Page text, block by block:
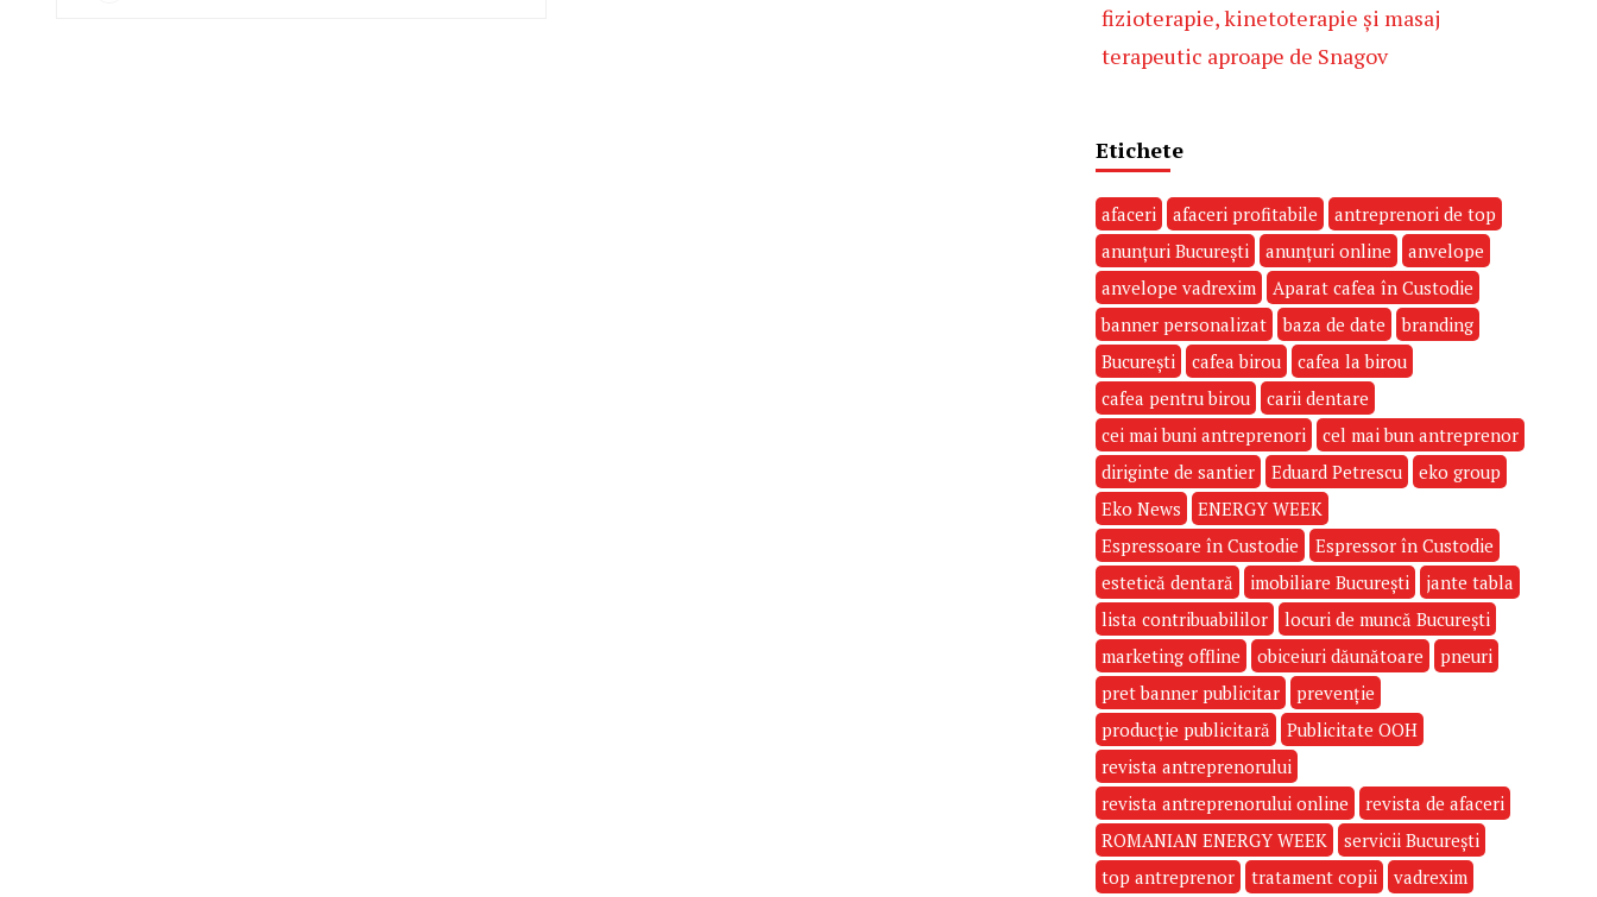
fizioterapie, kinetoterapie și masaj
terapeutic aproape de Snagov
Etichete
afaceri afaceri profitabile
antreprenori de top
anunțuri București
anunțuri online
anvelope
anvelope vadrexim
Aparat cafea în Custodie
banner personalizat
baza de date
branding
București
cafea birou
cafea la birou
cafea pentru birou
carii dentare
cei mai buni antreprenori
cel mai bun antreprenor
diriginte de santier
Eduard Petrescu
eko group
Eko News
ENERGY WEEK
Espressoare în Custodie
Espressor în Custodie
estetică dentară
imobiliare București
jante tabla
lista contribuabililor
locuri de muncă București
marketing offline
obiceiuri dăunătoare
pneuri
pret banner publicitar
prevenție
producție publicitară
Publicitate OOH
revista antreprenorului
revista antreprenorului online
revista de afaceri
ROMANIAN ENERGY WEEK
servicii București
top antreprenor
tratament copii vadrexim